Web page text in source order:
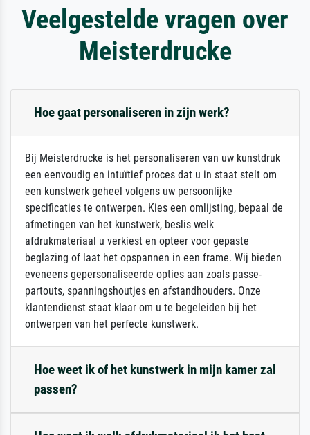
Veelgestelde vragen over
Meisterdrucke
Hoe gaat personaliseren in zijn werk?
Bij Meisterdrucke is het personaliseren van uw kunstdruk
een eenvoudig en intuïtief proces dat u in staat stelt om
een kunstwerk geheel volgens uw persoonlijke
specificaties te ontwerpen. Kies een omlijsting, bepaal de
afmetingen van het kunstwerk, beslis welk
afdrukmateriaal u verkiest en opteer voor gepaste
beglazing of laat het opspannen in een frame. Wij bieden
eveneens gepersonaliseerde opties aan zoals passe-
partouts, spanningshoutjes en afstandhouders. Onze
klantendienst staat klaar om u te begeleiden bij het
ontwerpen van het perfecte kunstwerk.
Hoe weet ik of het kunstwerk in mijn kamer zal
passen?